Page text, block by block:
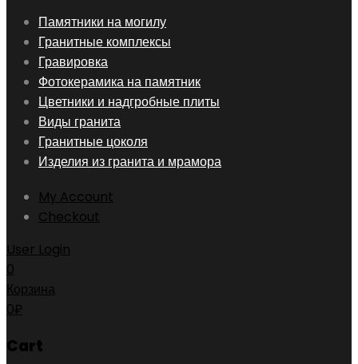
Skip
content
Памятники на могилу
Гранитные комплексы
Гравировка
Фотокерамика на памятник
Цветники и надгробные плиты
Виды гранита
Гранитные цоколя
Изделия из гранита и мрамора
My Account
Checkout
User Login
0
Корзина
0₽
Cart